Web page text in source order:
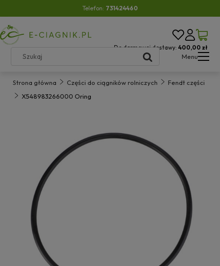
Telefon: 731424460
Do darmowej dostawy: 400,00 zł
Menu
Strona główna Części do ciągników rolniczych
Fendt części
X548983266000 Oring